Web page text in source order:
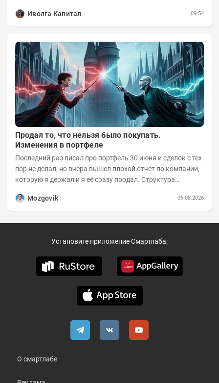
Иволга Капитал
09:54
Продал то, что нельзя было покупать.
Изменения в портфеле
Последний раз писал про портфель 30 июня и сделок с тех
пор не делал, но вчера вышел плохой отчет по компании,
которую я держал и я её сразу продал. Структура
Mozgovik
06.08.2026
Установите приложение Смартлаба:
О смартлабе